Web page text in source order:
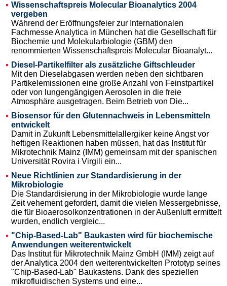
Wissenschaftspreis Molecular Bioanalytics 2004
vergeben
Während der Eröffnungsfeier zur Internationalen
Fachmesse Analytica in München hat die Gesellschaft für
Biochemie und Molekularbiologie (GBM) den
renommierten Wissenschaftspreis Molecular Bioanalyt...
Diesel-Partikelfilter als zusätzliche Giftschleuder
Mit den Dieselabgasen werden neben den sichtbaren
Partikelemissionen eine große Anzahl von Feinstpartikel
oder von lungengängigen Aerosolen in die freie
Atmosphäre ausgetragen. Beim Betrieb von Die...
Biosensor für den Glutennachweis in Lebensmitteln
entwickelt
Damit in Zukunft Lebensmittelallergiker keine Angst vor
heftigen Reaktionen haben müssen, hat das Institut für
Mikrotechnik Mainz (IMM) gemeinsam mit der spanischen
Universität Rovira i Virgili ein...
Neue Richtlinien zur Standardisierung in der
Mikrobiologie
Die Standardisierung in der Mikrobiologie wurde lange
Zeit vehement gefordert, damit die vielen Messergebnisse,
die für Bioaerosolkonzentrationen in der Außenluft ermittelt
wurden, endlich vergleic...
"Chip-Based-Lab" Baukasten wird für biochemische
Anwendungen weiterentwickelt
Das Institut für Mikrotechnik Mainz GmbH (IMM) zeigt auf
der Analytica 2004 den weiterentwickelten Prototyp seines
"Chip-Based-Lab" Baukastens. Dank des speziellen
mikrofluidischen Systems und eine...